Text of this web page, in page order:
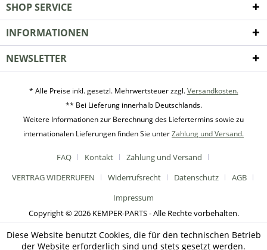
SHOP SERVICE
INFORMATIONEN
NEWSLETTER
* Alle Preise inkl. gesetzl. Mehrwertsteuer zzgl.Versandkosten.
** Bei Lieferung innerhalb Deutschlands.
Weitere Informationen zur Berechnung des Liefertermins sowie zu
internationalen Lieferungen finden Sie unterZahlung und Versand.
FAQ Kontakt
Zahlung und Versand
VERTRAG WIDERRUFEN
Widerrufsrecht Datenschutz
AGB
Impressum
Copyright © 2026 KEMPER-PARTS - Alle Rechte vorbehalten.
Diese Website benutzt Cookies, die für den technischen Betrieb
der Website erforderlich sind und stets gesetzt werden.